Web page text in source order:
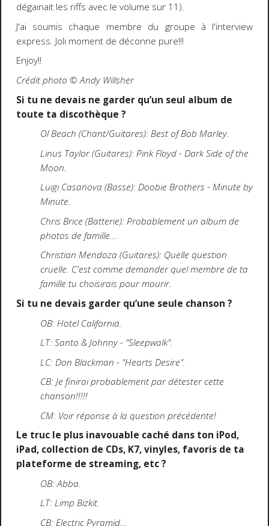
dégainait les riffs avec le volume sur 11).
J'ai soumis chaque membre du groupe à l'interview
express. Joli moment de déconne pure!!!
Enjoy!!
Crédit photo ©️ Andy Willsher
Si tu ne devais ne garder qu’un seul album de
toute ta discothèque ?
Ol Beach (Chant/Guitares): Best of Bob Marley.
Linus Taylor (Guitares): Pink Floyd - Dark Side of the
Moon.
Luigi Casanova (Basse): Doobie Brothers - Minute by
Minute.
Chris Brice (Batterie): Probablement un album de
photos de famille...
Christian Mendoza (Guitares): Quelle question
cruelle. C'est comme demander quel membre de ta
famille tu choisirais pour mourir.
Si tu ne devais garder qu’une seule chanson ?
OB: Hotel California.
LT: Santo & Johnny - "Sleepwalk".
LC: Don Blackman - "Hearts Desire".
CB: Je finirai probablement par détester cette
chanson!!!!!
CM: Voir réponse à la question précédente!
Le truc le plus inavouable caché dans ton iPod,
iPad, collection de CDs, K7, vinyles, favoris de ta
plateforme de streaming, etc ?
OB: Abba.
LT: Limp Bizkit.
CB: Electric Pyramid...